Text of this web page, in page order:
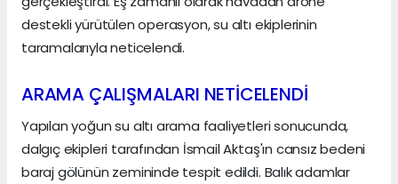
destekli yürütülen operasyon, su altı ekiplerinin
taramalarıyla neticelendi.
ARAMA ÇALIŞMALARI NETİCELENDİ
Yapılan yoğun su altı arama faaliyetleri sonucunda,
dalgıç ekipleri tarafından İsmail Aktaş'ın cansız bedeni
baraj gölünün zemininde tespit edildi. Balık adamlar